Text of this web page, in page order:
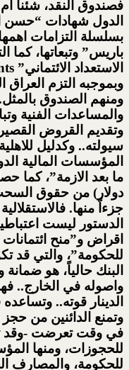
فصندوق النقد، شئنا
الدول شهادات “حسن
بسلسلة التزامات
باريس” وتبعاتها، كما
وبموجبه التزم العراق
ومنهم الصندوق
والمساعدات الفنية
وتقديم القروض
سيولته.. وكدليل
المؤسسات المالية
دولار) من حقوق
جزءاً منها.
الدستور ليست
اقراض و”منح
للحكومة”، والتي قد
البنك حالياً، هو
واصوله في الخارج..
الدينار قوته..
وتمنع الدائنين من حجز
في وقت تعرضت -وقد
للحجوزات، ومنها
للحكومة، والمصارف